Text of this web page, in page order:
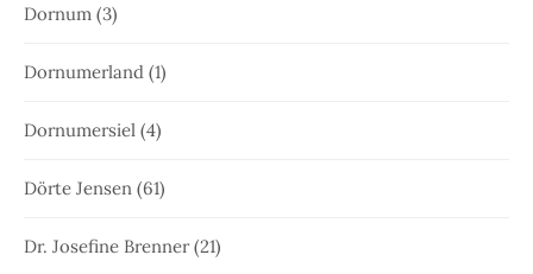
Dornum (3)
Dornumerland (1)
Dornumersiel (4)
Dörte Jensen (61)
Dr. Josefine Brenner(21)